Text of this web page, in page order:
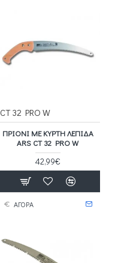
CT 32 PRO W
ΠΡΙΌΝΙ ΜΕ ΚΥΡΤΉ ΛΕΠΊΔΑ
ARS CT 32 PRO W
42,99€
ΑΓΟΡΑ